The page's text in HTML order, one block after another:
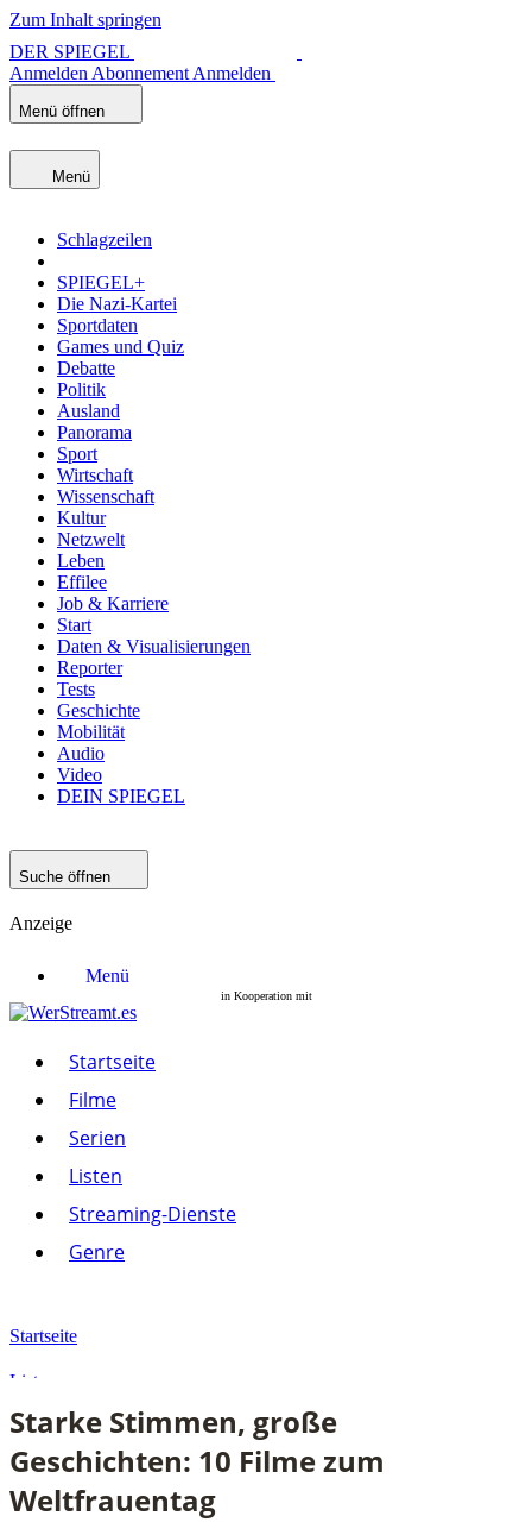
Zum Inhalt springen
DER SPIEGEL
Anmelden Abonnement Anmelden
Menü öffnen
Menü
Schlagzeilen
SPIEGEL+
Die Nazi-Kartei
Sportdaten
Games und Quiz
Debatte
Politik
Ausland
Panorama
Sport
Wirtschaft
Wissenschaft
Kultur
Netzwelt
Leben
Effilee
Job & Karriere
Start
Daten & Visualisierungen
Reporter
Tests
Geschichte
Mobilität
Audio
Video
DEIN SPIEGEL
Suche öffnen
Anzeige
Menü
Startseite
Serien
Streaming-Dienste
Paramount+
Netflix
Alle anzeigen
Startseite
Filme
Serien
Listen
Streaming-Dienste
Genre
Startseite
Listen
Starke Stimmen, große Geschichten: 10 Filme zum Weltfrauentag
Starke Stimmen, große
Geschichten: 10 Filme zum
Weltfrauentag